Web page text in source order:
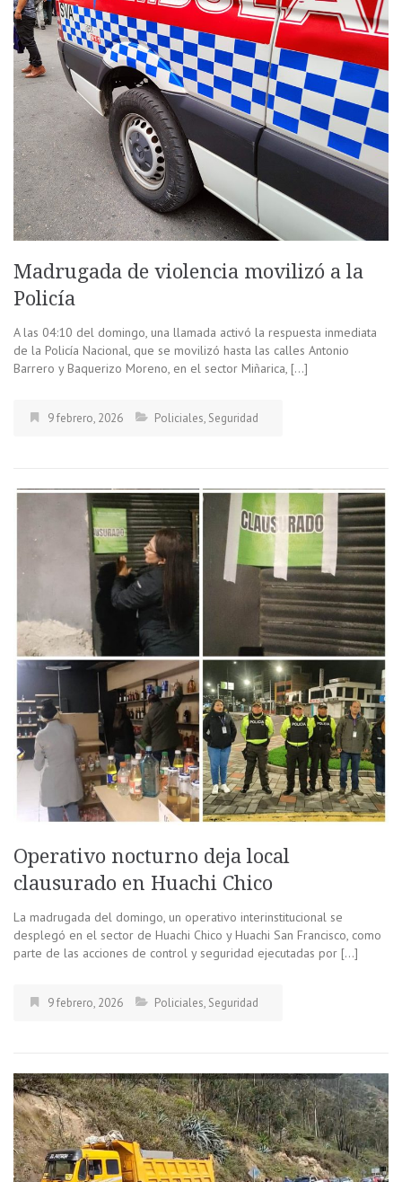
Madrugada de violencia movilizó a la
Policía
A las 04:10 del domingo, una llamada activó la respuesta inmediata
de la Policía Nacional, que se movilizó hasta las calles Antonio
Barrero y Baquerizo Moreno, en el sector Miñarica, […]
9 febrero, 2026 Policiales, Seguridad
Operativo nocturno deja local
clausurado en Huachi Chico
La madrugada del domingo, un operativo interinstitucional se
desplegó en el sector de Huachi Chico y Huachi San Francisco, como
parte de las acciones de control y seguridad ejecutadas por […]
9 febrero, 2026 Policiales, Seguridad